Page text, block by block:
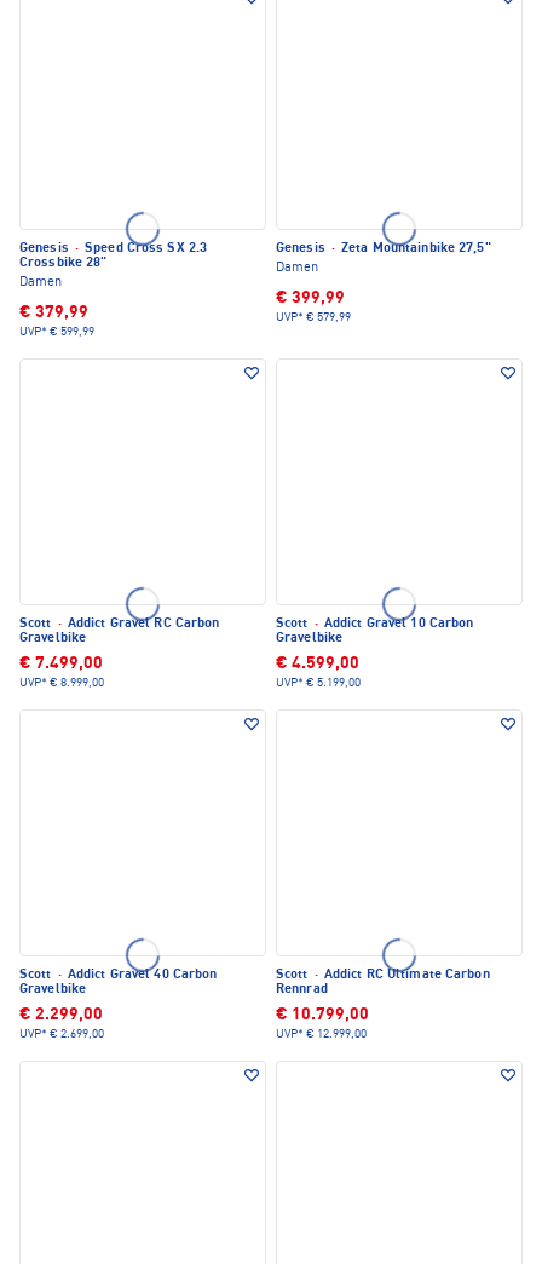
Genesis · Speed Cross SX 2.3
Crossbike 28"
Damen
€ 379,99
UVP* € 599,99
Genesis · Zeta Mountainbike 27,5"
Damen
€ 399,99
UVP* € 579,99
Scott · Addict Gravel RC Carbon
Gravelbike
€ 7.499,00
UVP* € 8.999,00
Scott · Addict Gravel 10 Carbon
Gravelbike
€ 4.599,00
UVP* € 5.199,00
Scott · Addict Gravel 40 Carbon
Gravelbike
€ 2.299,00
UVP* € 2.699,00
Scott · Addict RC Ultimate Carbon
Rennrad
€ 10.799,00
UVP* € 12.999,00